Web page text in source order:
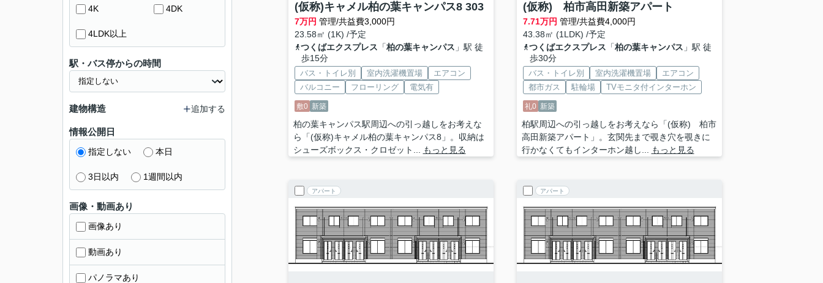
(仮称)キャメル柏の葉キャンパス8 303
7万円 管理/共益費3,000円
23.58㎡ (1K) /予定
つくばエクスプレス 「柏の葉キャンパス 」駅 徒
歩15分
バス・トイレ別 室内洗濯機置場
エアコン
バルコニー
フローリング 電気有
敷0 新築
柏の葉キャンパス駅周辺への引っ越しをお考えな
ら「(仮称)キャメル柏の葉キャンパス8」。収納は
シューズボックス・クロゼット...
もっと見る
(仮称) 柏市高田新築アパート
7.71万円 管理/共益費4,000円
43.38㎡ (1LDK) /予定
つくばエクスプレス 「柏の葉キャンパス 」駅 徒
歩30分
バス・トイレ別 室内洗濯機置場
エアコン
都市ガス
駐輪場 TVモニタ付インターホン
礼0 新築
柏駅周辺への引っ越しをお考えなら「(仮称) 柏市
高田新築アパート」。玄関先まで覗き穴を覗きに
行かなくてもインターホン越し...
もっと見る
アパート アパート
4K 4DK
4LDK以上
駅・バス停からの時間
建物構造 追加する
情報公開日
指定しない 本日
3日以内 1週間以内
画像・動画あり
画像あり
動画あり
パノラマあり